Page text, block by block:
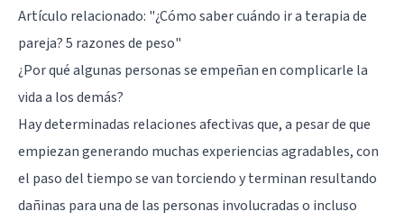
Artículo relacionado: "¿Cómo saber cuándo ir a terapia de
pareja? 5 razones de peso"
¿Por qué algunas personas se empeñan en complicarle la
vida a los demás?
Hay determinadas relaciones afectivas que, a pesar de que
empiezan generando muchas experiencias agradables, con
el paso del tiempo se van torciendo y terminan resultando
dañinas para una de las personas involucradas o incluso